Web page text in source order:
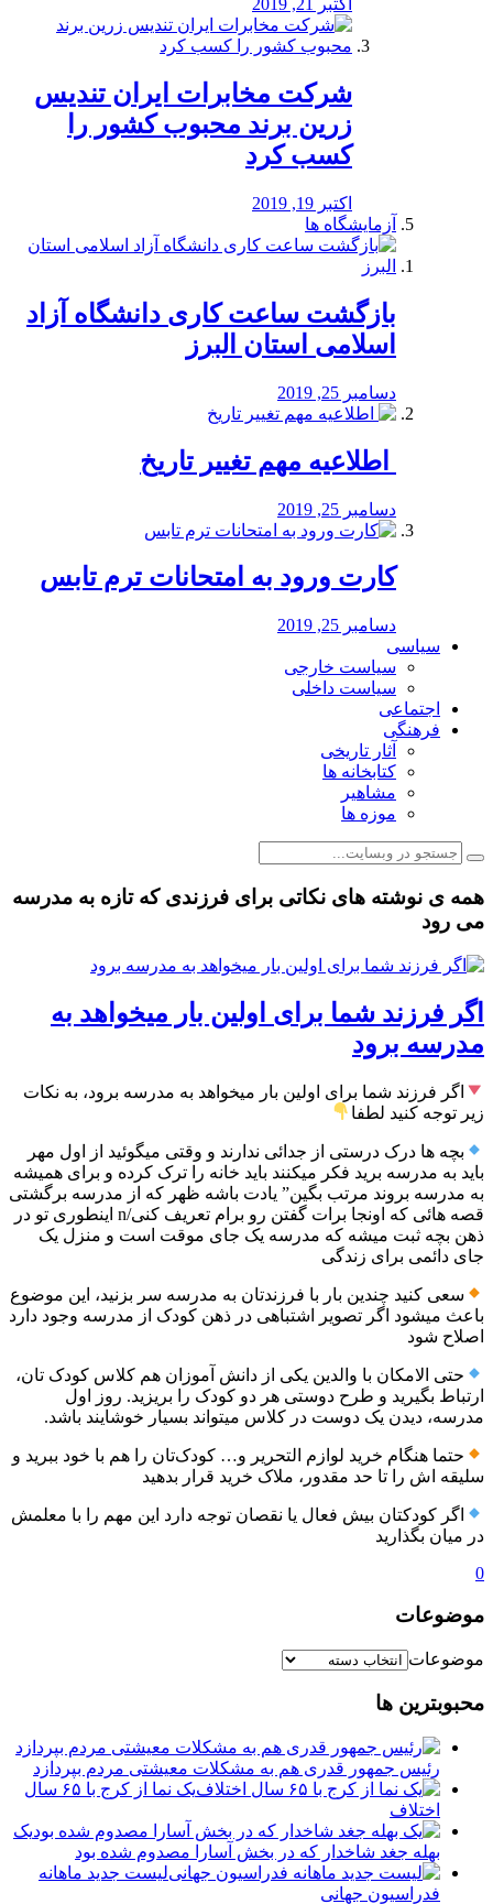
اکتبر 21, 2019
شرکت مخابرات ایران تندیس
زرین برند محبوب کشور را
کسب کرد
اکتبر 19, 2019
آزمایشگاه ها
بازگشت ساعت کاری دانشگاه آزاد
اسلامی استان البرز
دسامبر 25, 2019
️ اطلاعیه مهم تغییر تاریخ
دسامبر 25, 2019
کارت ورود به امتحانات ترم تابس
دسامبر 25, 2019
سیاسی
سیاست خارجی
سیاست داخلی
اجتماعی
فرهنگی
آثار تاریخی
کتابخانه ها
مشاهیر
موزه ها
همه ی نوشته های نکاتی برای فرزندی که تازه به مدرسه
می رود
اگر فرزند شما برای اولین بار میخواهد به
مدرسه برود
اگر فرزند شما برای اولین بار میخواهد به مدرسه برود، به نکات
زیر توجه کنید لطفا
بچه ها درک درستی از جدائی ندارند و وقتی میگوئید از اول مهر
باید به مدرسه برید فکر میکنند باید خانه را ترک کرده و برای همیشه
به مدرسه بروند مرتب بگین” یادت باشه ظهر که از مدرسه برگشتی
قصه هائی که اونجا برات گفتن رو برام تعریف کنی/n اینطوری تو در
ذهن بچه ثبت میشه که مدرسه یک جای موقت است و منزل یک
جای دائمی برای زندگی
سعی کنید چندین بار با فرزندتان به مدرسه سر بزنید، این موضوع
باعث میشود اگر تصویر اشتباهی در ذهن کودک از مدرسه وجود دارد
اصلاح شود
حتی الامکان با والدین یکی از دانش آموزان هم کلاس کودک تان،
ارتباط بگیرید و طرح دوستی هر دو کودک را بریزید. روز اول
مدرسه، دیدن یک دوست در کلاس میتواند بسیار خوشایند باشد.
حتما هنگام خرید لوازم التحریر و… کودک‌تان را هم با خود ببرید و
سلیقه اش را تا حد مقدور، ملاک خرید قرار بدهید
اگر کودکتان بیش فعال یا نقصان توجه دارد این مهم را با معلمش
در میان بگذارید
0
موضوعات
موضوعات
محبوبترین ها
رئیس جمهور قدری هم به مشکلات معیشتی مردم بپردازد
یک نما از کرج با ۶۵ سال
اختلاف
یک
بهله جغد شاخدار که در بخش آسارا مصدوم شده بود
لیست جدید ماهانه
فدراسیون جهانی